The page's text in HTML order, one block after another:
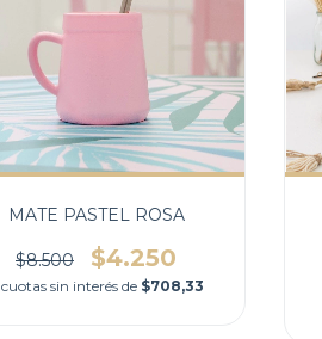
MATE PASTEL ROSA
$8.500 $4.250
cuotas sin interés de $708,33